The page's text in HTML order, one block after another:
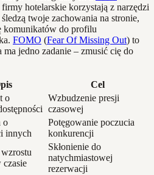
firmy hotelarskie korzystają z narzędzi
twoje zachowania na stronie,
komunikatów do profilu
FOMO (Fear Of Missing Out) to
jedno zadanie – zmusić cię do
Cel
o
Wzbudzenie presji
czasowej
o
innych
Potęgowanie poczucia
konkurencji
Skłonienie do
natychmiastowej
rezerwacji